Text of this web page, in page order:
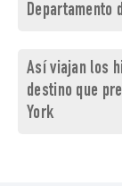
Departamento
Así viajan los
destino que
York